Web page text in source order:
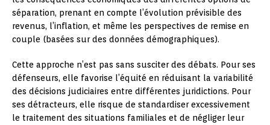
séparation, prenant en compte l’évolution prévisible des
revenus, l’inflation, et même les perspectives de remise en
couple (basées sur des données démographiques).
Cette approche n’est pas sans susciter des débats. Pour ses
défenseurs, elle favorise l’équité en réduisant la variabilité
des décisions judiciaires entre différentes juridictions. Pour
ses détracteurs, elle risque de standardiser excessivement
le traitement des situations familiales et de négliger leur